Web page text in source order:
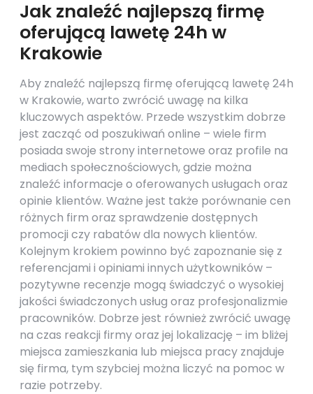
Jak znaleźć najlepszą firmę
oferującą lawetę 24h w
Krakowie
Aby znaleźć najlepszą firmę oferującą lawetę 24h
w Krakowie, warto zwrócić uwagę na kilka
kluczowych aspektów. Przede wszystkim dobrze
jest zacząć od poszukiwań online – wiele firm
posiada swoje strony internetowe oraz profile na
mediach społecznościowych, gdzie można
znaleźć informacje o oferowanych usługach oraz
opinie klientów. Ważne jest także porównanie cen
różnych firm oraz sprawdzenie dostępnych
promocji czy rabatów dla nowych klientów.
Kolejnym krokiem powinno być zapoznanie się z
referencjami i opiniami innych użytkowników –
pozytywne recenzje mogą świadczyć o wysokiej
jakości świadczonych usług oraz profesjonalizmie
pracowników. Dobrze jest również zwrócić uwagę
na czas reakcji firmy oraz jej lokalizację – im bliżej
miejsca zamieszkania lub miejsca pracy znajduje
się firma, tym szybciej można liczyć na pomoc w
razie potrzeby.